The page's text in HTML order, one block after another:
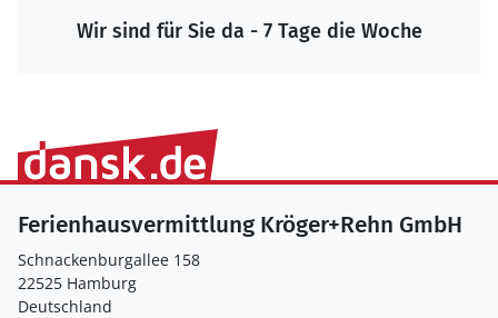
Wir sind für Sie da - 7 Tage die Woche
Ferienhausvermittlung Kröger+Rehn GmbH
Schnackenburgallee 158
22525 Hamburg
Deutschland